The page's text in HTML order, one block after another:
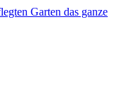
Garten das ganze